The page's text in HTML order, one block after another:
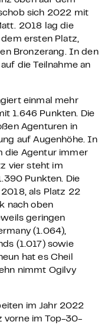
sich 2022 mit
2018 lag die
ersten Platz,
Bronzerang. In den
die Teilnahme an
einmal mehr
1.646 Punkten. Die
Agenturen in
auf Augenhöhe. In
die Agentur immer
vier steht im
Punkten. Die
als Platz 22
nach oben
geringen
(1.064),
(1.017) sowie
hat es Cheil
nimmt Ogilvy
im Jahr 2022
vorne im Top-30-